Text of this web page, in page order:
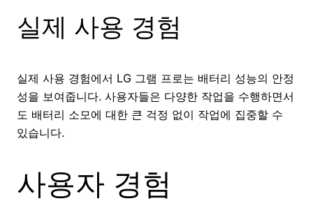
실제 사용 경험
실제 사용 경험에서 LG 그램 프로는 배터리 성능의 안정
성을 보여줍니다. 사용자들은 다양한 작업을 수행하면서
도 배터리 소모에 대한 큰 걱정 없이 작업에 집중할 수
있습니다.
사용자 경험